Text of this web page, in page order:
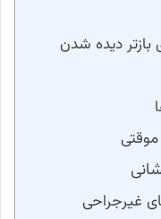
بازتر دیده شدن
غیرجراحی